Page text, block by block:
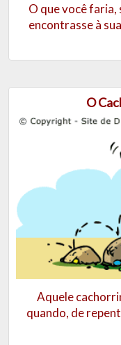
O que você faria,
encontrasse à
O
Aquele
quando, de